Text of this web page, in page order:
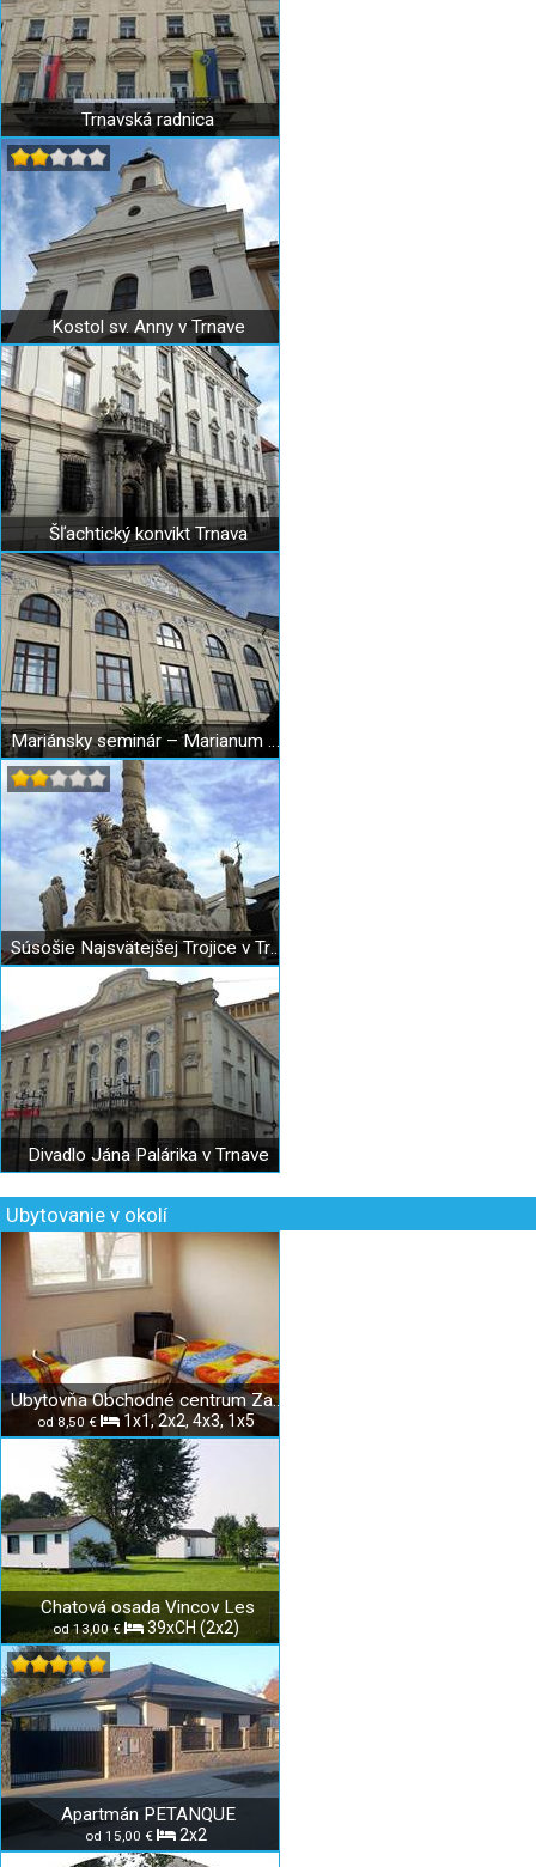
Trnavská radnica
Kostol sv. Anny v Trnave
Šľachtický konvikt Trnava
Mariánsky seminár – Marianum Trnava
Súsošie Najsvätejšej Trojice v Trnave
Divadlo Jána Palárika v Trnave
Ubytovanie v okolí
Ubytovňa Obchodné centrum Zavar
od 8,50 € 1x1, 2x2, 4x3, 1x5
Chatová osada Vincov Les
od 13,00 € 39xCH (2x2)
Apartmán PETANQUE
od 15,00 € 2x2